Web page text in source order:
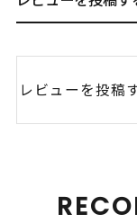
レビューを投稿